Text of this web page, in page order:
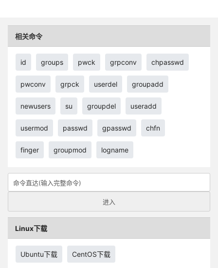
相关命令
id groups pwck grpconv chpasswd
pwconv grpck userdel groupadd
newusers su groupdel useradd
usermod passwd gpasswd chfn
finger groupmod logname
Linux下载
Ubuntu下载 CentOS下载